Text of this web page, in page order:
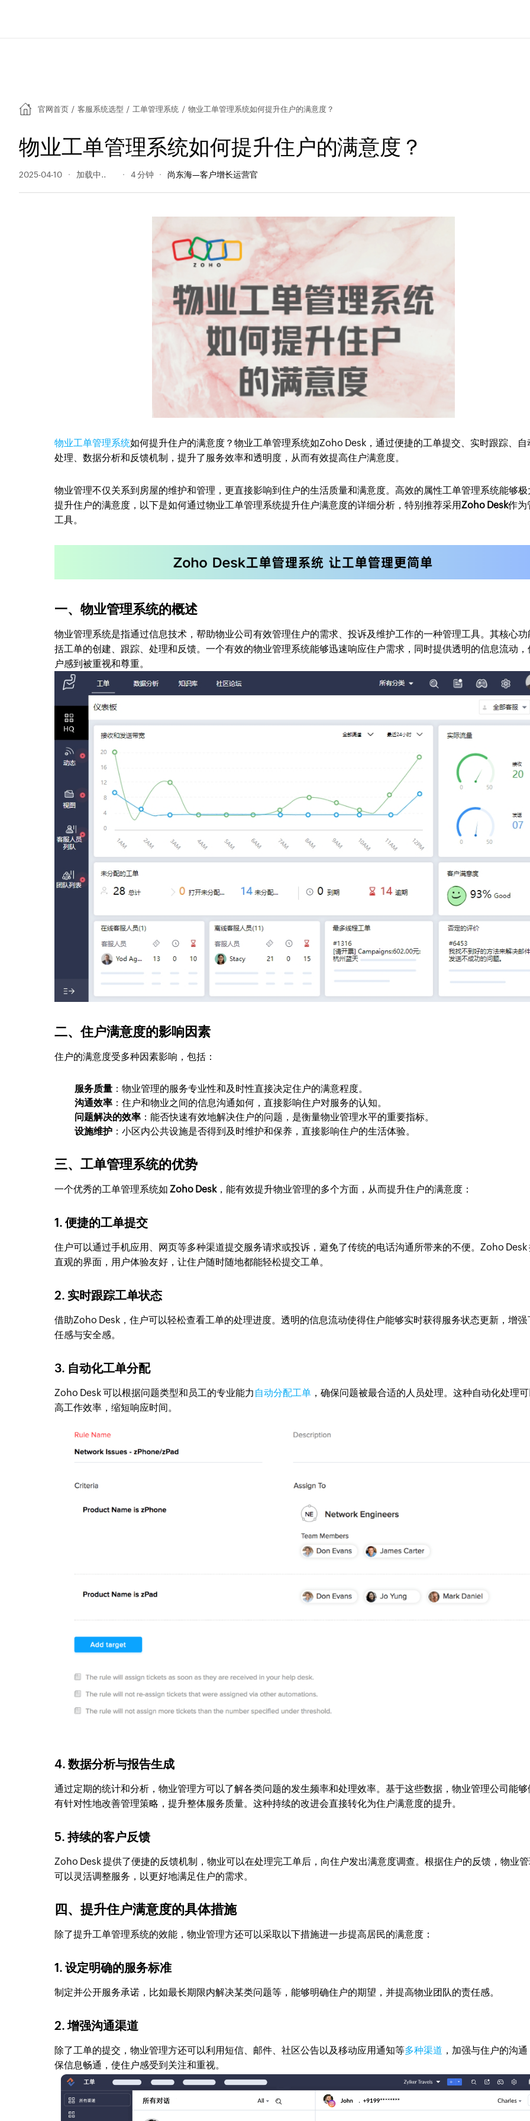
官网首页 / 客服系统选型 / 工单管理系统 / 物业工单管理系统如何提升住户的满意度？
物业工单管理系统如何提升住户的满意度？
2025-04-10 139 阅读量 4 分钟 尚东海—客户增长运营官
物业工单管理系统如何提升住户的满意度？物业工单管理系统如Zoho Desk，通过便捷的工单提交、实时跟踪、自
处理、数据分析和反馈机制，提升了服务效率和透明度，从而有效提高住户满意度。
物业管理不仅关系到房屋的维护和管理，更直接影响到住户的生活质量和满意度。高效的属性工单管理系统能够极
提升住户的满意度，以下是如何通过物业工单管理系统提升住户满意度的详细分析，特别推荐采用Zoho Desk作为
工具。
一、物业管理系统的概述
物业管理系统是指通过信息技术，帮助物业公司有效管理住户的需求、投诉及维护工作的一种管理工具。其核心功
括工单的创建、跟踪、处理和反馈。一个有效的物业管理系统能够迅速响应住户需求，同时提供透明的信息流动，
户感到被重视和尊重。
二、住户满意度的影响因素
住户的满意度受多种因素影响，包括：
服务质量 ：物业管理的服务专业性和及时性直接决定住户的满意程度。
沟通效率 ：住户和物业之间的信息沟通如何，直接影响住户对服务的认知。
问题解决的效率 ：能否快速有效地解决住户的问题，是衡量物业管理水平的重要指标。
设施维护 ：小区内公共设施是否得到及时维护和保养，直接影响住户的生活体验。
三、工单管理系统的优势
一个优秀的工单管理系统如 Zoho Desk，能有效提升物业管理的多个方面，从而提升住户的满意度：
1. 便捷的工单提交
住户可以通过手机应用、网页等多种渠道提交服务请求或投诉，避免了传统的电话沟通所带来的不便。Zoho Desk
直观的界面，用户体验友好，让住户随时随地都能轻松提交工单。
2. 实时跟踪工单状态
借助Zoho Desk，住户可以轻松查看工单的处理进度。透明的信息流动使得住户能够实时获得服务状态更新，增强
任感与安全感。
3. 自动化工单分配
Zoho Desk 可以根据问题类型和员工的专业能力 自动分配工单 ，确保问题被最合适的人员处理。这种自动化处理
高工作效率，缩短响应时间。
4. 数据分析与报告生成
通过定期的统计和分析，物业管理方可以了解各类问题的发生频率和处理效率。基于这些数据，物业管理公司能够
有针对性地改善管理策略，提升整体服务质量。这种持续的改进会直接转化为住户满意度的提升。
5. 持续的客户反馈
Zoho Desk 提供了便捷的反馈机制，物业可以在处理完工单后，向住户发出满意度调查。根据住户的反馈，物业
可以灵活调整服务，以更好地满足住户的需求。
四、提升住户满意度的具体措施
除了提升工单管理系统的效能，物业管理方还可以采取以下措施进一步提高居民的满意度：
1. 设定明确的服务标准
制定并公开服务承诺，比如最长期限内解决某类问题等，能够明确住户的期望，并提高物业团队的责任感。
2. 增强沟通渠道
除了工单的提交，物业管理方还可以利用短信、邮件、社区公告以及移动应用通知等多种渠道 ，加强与住户的沟
保信息畅通，使住户感受到关注和重视。